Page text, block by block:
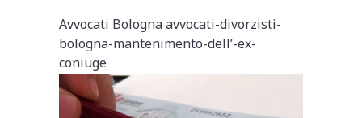
Avvocati Bologna avvocati-divorzisti-
bologna-mantenimento-dell’-ex-
coniuge